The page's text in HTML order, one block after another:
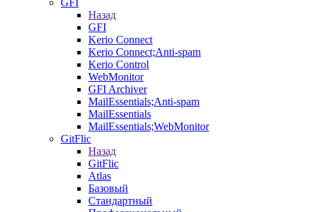
GFI
Назад
GFI
Kerio Connect
Kerio Connect;Anti-spam
Kerio Control
WebMonitor
GFI Archiver
MailEssentials;Anti-spam
MailEssentials
MailEssentials;WebMonitor
GitFlic
Назад
GitFlic
Atlas
Базовый
Стандартный